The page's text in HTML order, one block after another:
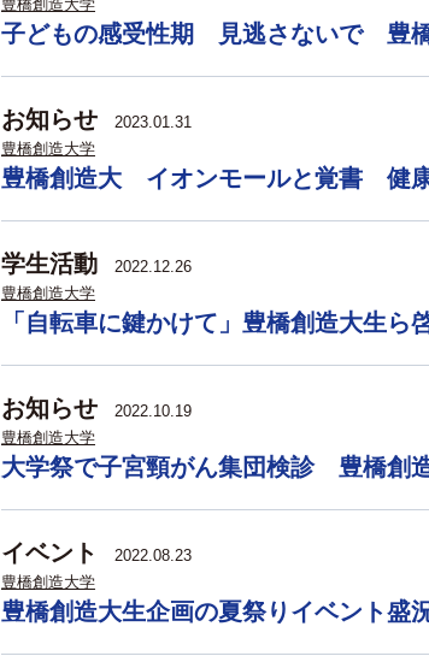
豊橋創造大学
子どもの感受性期 見逃さないで 豊
お知らせ
2023.01.31
豊橋創造大学
豊橋創造大 イオンモールと覚書 健
学生活動
2022.12.26
豊橋創造大学
「自転車に鍵かけて」豊橋創造大生
お知らせ
2022.10.19
豊橋創造大学
大学祭で子宮頸がん集団検診 豊橋創
イベント
2022.08.23
豊橋創造大学
豊橋創造大生企画の夏祭りイベント